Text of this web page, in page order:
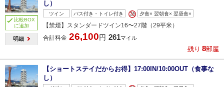
比較BOX
に追加
明細
し）
ツイン バス付き・トイレ付き 夕食× 翌朝食× 翌昼食×
【禁煙】スタンダードツイン16〜27階（29平米）
合計料金 26,100円 261マイル
残り 8部屋
【ショートステイだからお得】17:00IN/10:00OUT（食事な
し）